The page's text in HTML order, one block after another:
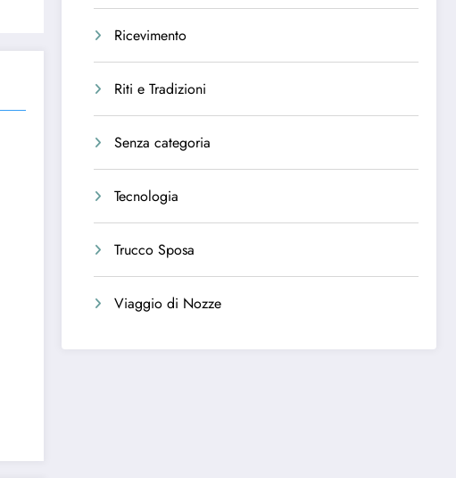
Ricevimento
Riti e Tradizioni
Senza categoria
Tecnologia
Trucco Sposa
Viaggio di Nozze